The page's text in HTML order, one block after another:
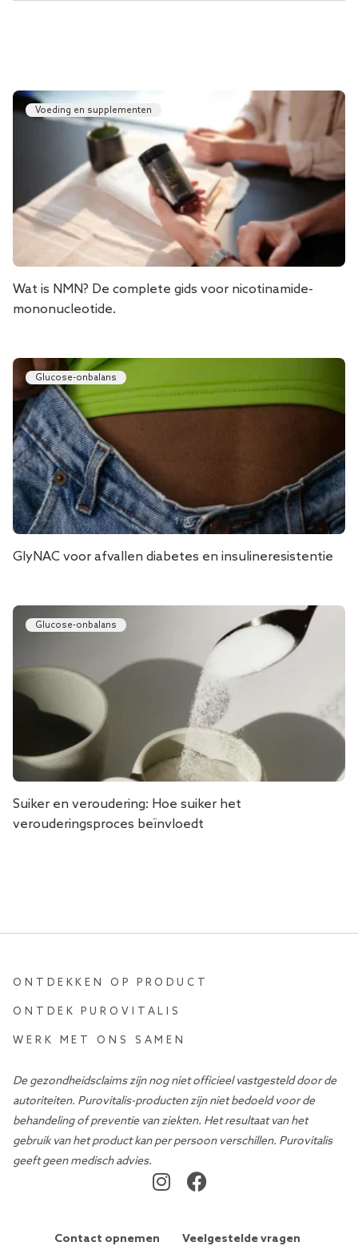
Voeding en supplementen
Wat is NMN? De complete gids voor nicotinamide-
mononucleotide.
Glucose-onbalans
GlyNAC voor afvallen diabetes en insulineresistentie
Glucose-onbalans
Suiker en veroudering: Hoe suiker het
verouderingsproces beïnvloedt
ONTDEKKEN OP PRODUCT
ONTDEK PUROVITALIS
WERK MET ONS SAMEN
De gezondheidsclaims zijn nog niet officieel vastgesteld door de
autoriteiten. Purovitalis-producten zijn niet bedoeld voor de
behandeling of preventie van ziekten. Het resultaat van het
gebruik van het product kan per persoon verschillen. Purovitalis
geeft geen medisch advies.
Contact opnemen Veelgestelde vragen